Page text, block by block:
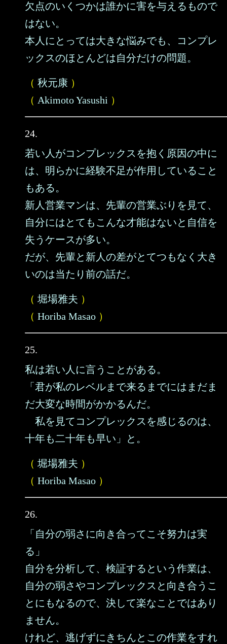
欠点のいくつかは誰かに害を与えるもので
はない。
本人にとっては大きな悩みでも、コンプレ
ックスのほとんどは自分だけの問題。
（ 秋元康 ）
（ Akimoto Yasushi ）
24.
若い人がコンプレックスを抱く原因の中に
は、明らかに経験不足が作用していること
もある。
新人営業マンは、先輩の営業ぶりを見て、
自分にはとてもこんな才能はないと自信を
失うケースが多い。
だが、先輩と新人の差がとてつもなく大き
いのは当たり前の話だ。
（ 堀場雅夫 ）
（ Horiba Masao ）
25.
私は若い人に言うことがある。
「君が私のレベルまで来るまでにはまだま
だ大変な時間がかかるんだ。
私を見てコンプレックスを感じるのは、
十年も二十年も早い」と。
（ 堀場雅夫 ）
（ Horiba Masao ）
26.
「自分の弱さに向き合ってこそ努力は実
る」
自分を分析して、検証するという作業は、
自分の弱さやコンプレックスと向き合うこ
とにもなるので、決して楽なことではあり
ません。
けれど、逃げずにきちんとこの作業をすれ